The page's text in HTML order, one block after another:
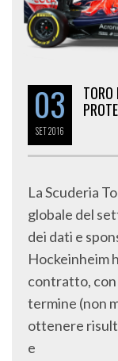
03
SET2016
TORO
La Scuderia
globale del
dei dati e
Hockeinheim
contratto, con
termine (non
ottenere
e